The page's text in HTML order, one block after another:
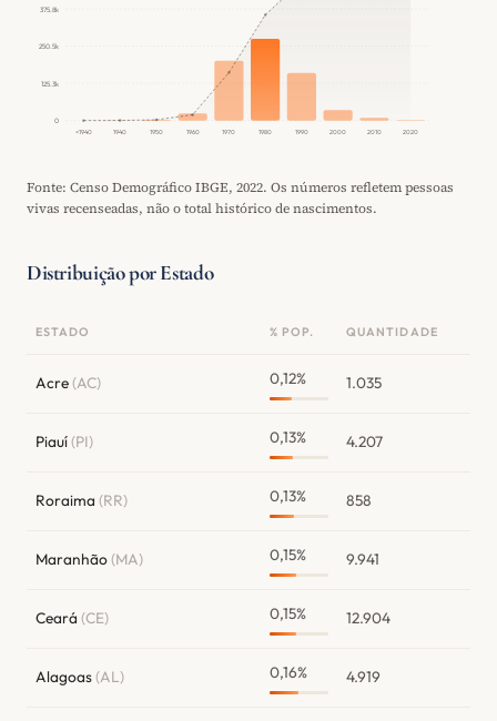
0
125.3k
250.5k
375.8k
<1940 1940 1950 1960 1970 1980 1990 2000 2010 2020
Fonte: Censo Demográfico IBGE, 2022. Os números refletem pessoas
vivas recenseadas, não o total histórico de nascimentos.
Distribuição por Estado
ESTADO % POP. QUANTIDADE
Acre(AC) 0,12% 1.035
Piauí(PI) 0,13% 4.207
Roraima (RR) 0,13% 858
Maranhão(MA) 0,15% 9.941
Ceará (CE) 0,15% 12.904
Alagoas(AL) 0,16% 4.919